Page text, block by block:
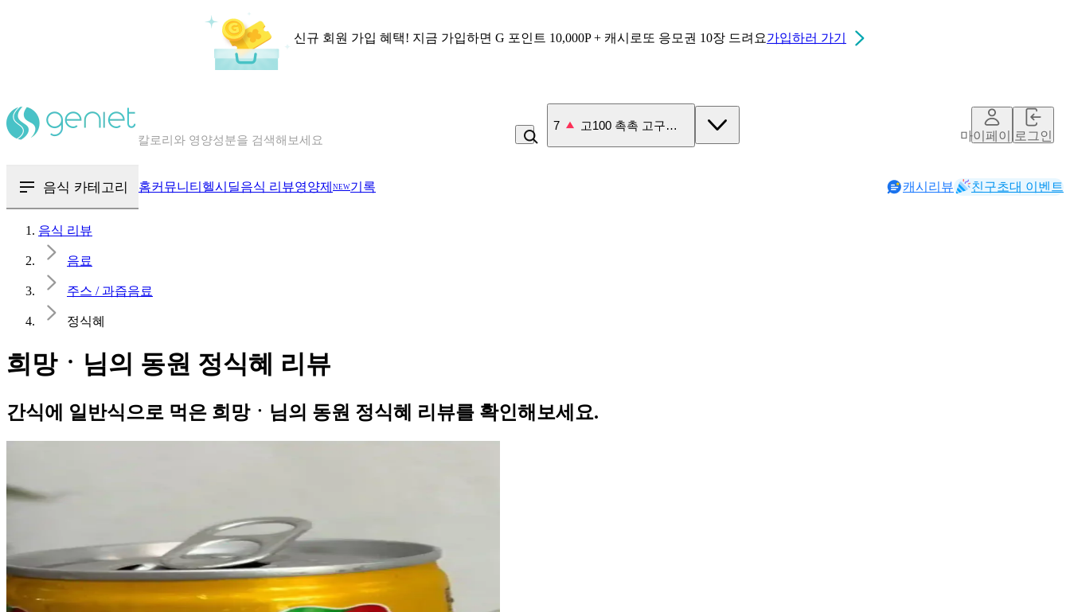
신규 회원 가입 혜택! 지금 가입하면 G 포인트 10,000P + 캐시로또 응모권 10장 드려요가입하러 가기
혈당 · 다이어트 음식 검색해보세요
7 고100 촉촉 고구마 스틱
마이페이지로그인
음식 카테고리 홈커뮤니티 헬시딜음식 리뷰영양제 NEW기록 캐시리뷰 친구초대 이벤트
음식 리뷰
음료
주스 / 과즙음료
정식혜
희망ㆍ님의 동원 정식혜 리뷰
간식에 일반식으로 먹은 희망ㆍ님의 동원 정식혜 리뷰를 확인해보세요.